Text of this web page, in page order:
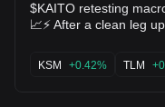
$KAITO retesting macro support The bounce loading zone!
📈⚡ After a clean leg
momentum is
accumulates these
KSM +0.42% TLM